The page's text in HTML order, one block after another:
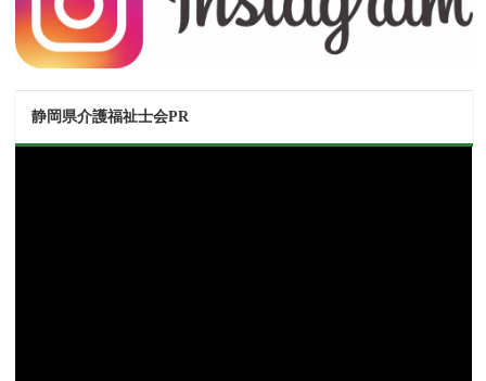
静岡県介護福祉士会PR